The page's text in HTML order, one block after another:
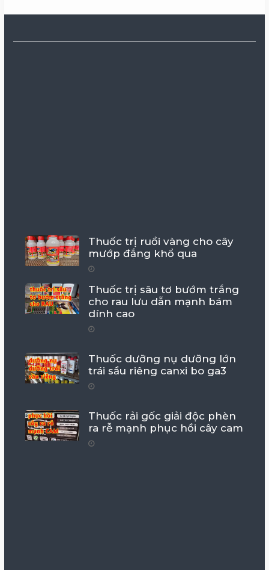
Thuốc trị ruồi vàng cho cây
mướp đắng khổ qua
Thuốc trị sâu tơ bướm trắng
cho rau lưu dẫn mạnh bám
dính cao
Thuốc dưỡng nụ dưỡng lớn
trái sầu riêng canxi bo ga3
Thuốc rải gốc giải độc phèn
ra rễ mạnh phục hồi cây cam